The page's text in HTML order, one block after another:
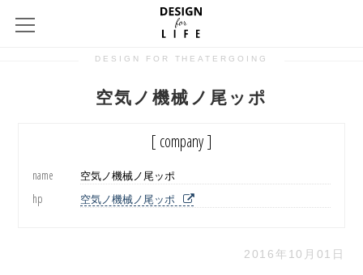
DESIGN FOR THEATERGOING
空気ノ機械ノ尾ッポ
[ company ]
name 空気ノ機械ノ尾ッポ
hp 空気ノ機械ノ尾ッポ
2016年10月01日